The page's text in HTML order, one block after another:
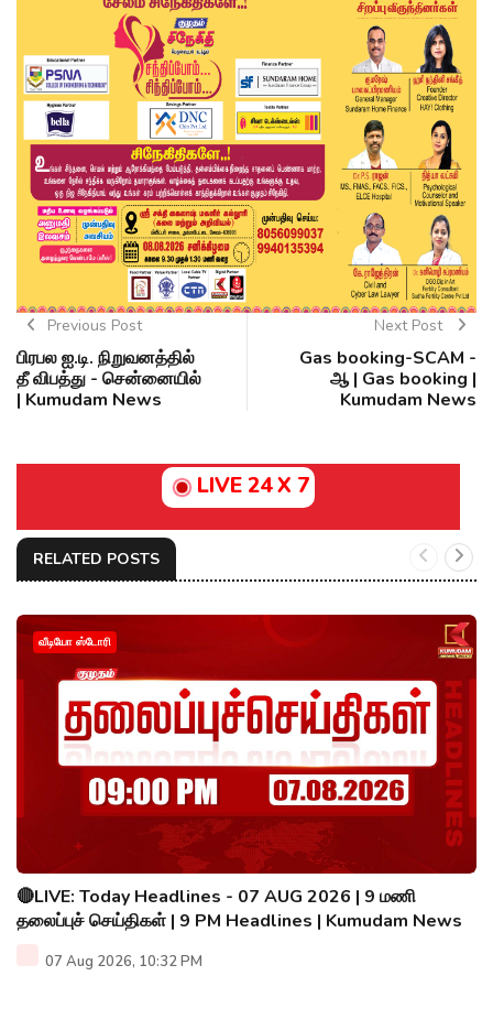
Previous Post
பிரபல ஐ.டி. நிறுவனத்தில்
தீ விபத்து - சென்னையில்
| Kumudam News
Next Post
Gas booking-SCAM -
ஆ | Gas booking |
Kumudam News
LIVE 24 X 7
RELATED POSTS
வீடியோ ஸ்டோரி
🔴LIVE: Today Headlines - 07 AUG 2026 | 9 மணி
தலைப்புச் செய்திகள் | 9 PM Headlines | Kumudam News
07 Aug 2026, 10:32 PM